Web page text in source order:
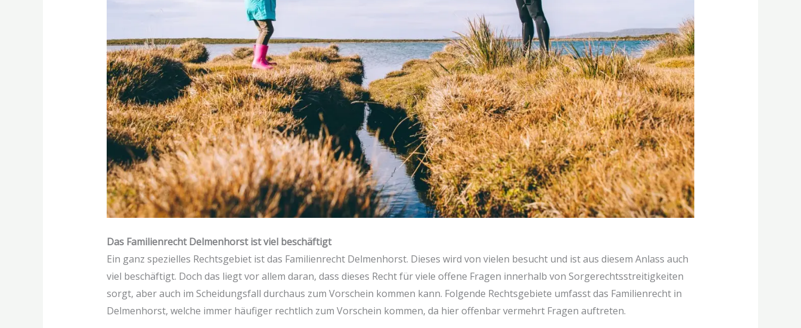
Das Familienrecht Delmenhorst ist viel beschäftigt
Ein ganz spezielles Rechtsgebiet ist das Familienrecht Delmenhorst. Dieses wird von vielen besucht und ist aus diesem Anlass auch
viel beschäftigt. Doch das liegt vor allem daran, dass dieses Recht für viele offene Fragen innerhalb von Sorgerechtsstreitigkeiten
sorgt, aber auch im Scheidungsfall durchaus zum Vorschein kommen kann. Folgende Rechtsgebiete umfasst das Familienrecht in
Delmenhorst, welche immer häufiger rechtlich zum Vorschein kommen, da hier offenbar vermehrt Fragen auftreten.